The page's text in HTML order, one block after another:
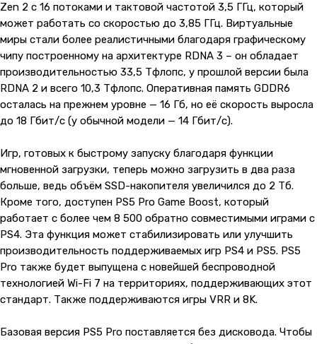
Zen 2 с 16 потоками и тактовой частотой 3,5 ГГц, который
может работать со скоростью до 3,85 ГГц. Виртуальные
миры стали более реалистичными благодаря графическому
чипу построенному на архитектуре RDNA 3 – он обладает
производительностью 33,5 Тфлопс, у прошлой версии была
RDNA 2 и всего 10,3 Тфлопс. Оперативная память GDDR6
осталась на прежнем уровне — 16 Гб, но её скорость выросла
до 18 Гбит/с (у обычной модели — 14 Гбит/с).
Игр, готовых к быстрому запуску благодаря функции
мгновенной загрузки, теперь можно загрузить в два раза
больше, ведь объём SSD-накопителя увеличился до 2 Тб.
Кроме того, доступен PS5 Pro Game Boost, который
работает с более чем 8 500 обратно совместимыми играми с
PS4. Эта функция может стабилизировать или улучшить
производительность поддерживаемых игр PS4 и PS5. PS5
Pro также будет выпущена с новейшей беспроводной
технологией Wi-Fi 7 на территориях, поддерживающих этот
стандарт. Также поддерживаются игры VRR и 8K.
Базовая версия PS5 Pro поставляется без дисковода. Чтобы